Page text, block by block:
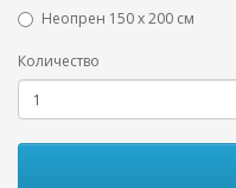
Hеопрен 150 х 200 см
Количество